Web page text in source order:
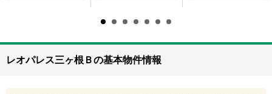
レオパレス三ヶ根Ｂの基本物件情報